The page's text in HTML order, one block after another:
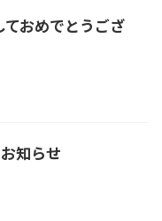
おめでとうござ
知らせ